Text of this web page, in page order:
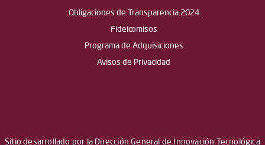
Obligaciones de Transparencia 2024
Fideicomisos
Programa de Adquisiciones
Avisos de Privacidad
Sitio desarrollado por la Dirección General de Innovación Tecnológica